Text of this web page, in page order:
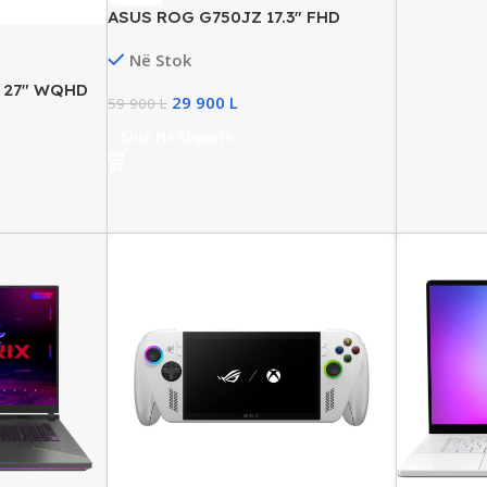
WQHD
ASUS ROG G750JZ 17.3″ FHD
16GB RAM, 160GB SSD, 1.5TB HDD,
Në Stok
59 900L 29 900 L